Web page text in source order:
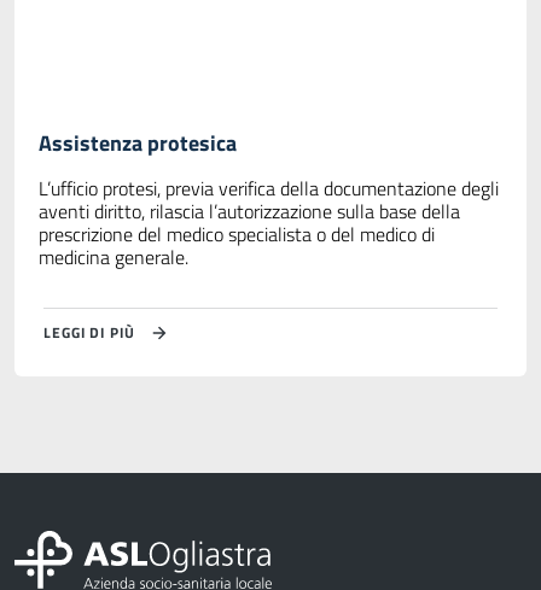
Assistenza protesica
L’ufficio protesi, previa verifica della documentazione degli
aventi diritto, rilascia l’autorizzazione sulla base della
prescrizione del medico specialista o del medico di
medicina generale.
LEGGI DI PIÙ